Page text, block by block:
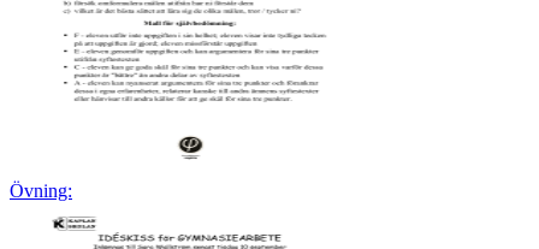
Övning: